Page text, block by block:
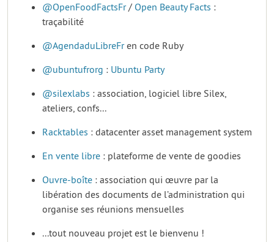
@OpenFoodFactsFr/ Open Beauty Facts :
traçabilité
@AgendaduLibreFren code Ruby
@ubuntufrorg : Ubuntu Party
@silexlabs : association, logiciel libre Silex,
ateliers, confs...
Racktables : datacenter asset management system
En vente libre : plateforme de vente de goodies
Ouvre-boîte : association qui œuvre par la
libération des documents de l’administration qui
organise ses réunions mensuelles
...tout nouveau projet est le bienvenu !